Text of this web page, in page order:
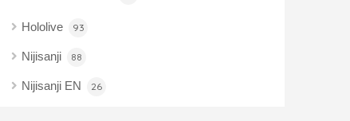
Hololive 93
Nijisanji 88
Nijisanji EN 26